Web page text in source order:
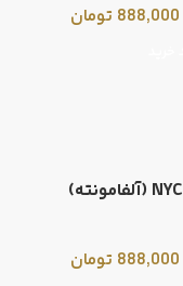
888,000 تومان
888,000 تومان